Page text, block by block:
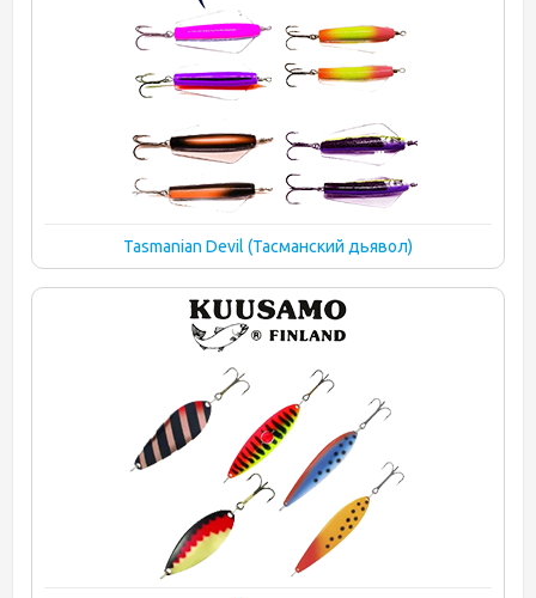
Tasmanian Devil (Тасманский дьявол)